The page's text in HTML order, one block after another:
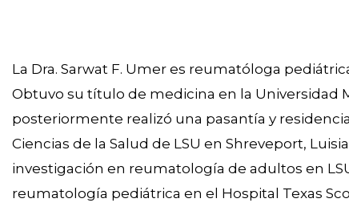
La Dra. Sarwat F. Umer es reumatóloga
Obtuvo su título de medicina en la Universidad
posteriormente realizó una pasantía y
Ciencias de la Salud de LSU en Shreveport,
investigación en reumatología de adultos en
reumatología pediátrica en el Hospital Texas